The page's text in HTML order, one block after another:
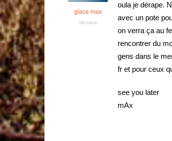
glace max
Membre
oula je dérape.
avec un pote
on verra ça au
rencontrer du
gens dans le
fr et pour ceux
see you later
mAx